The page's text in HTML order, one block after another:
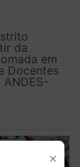
da
em
Docentes
×